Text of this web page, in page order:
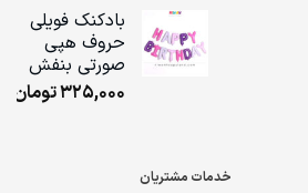
بادکنک فویلی
حروف هپی
صورتی بنفش
325,000تومان
خدمات مشتریان